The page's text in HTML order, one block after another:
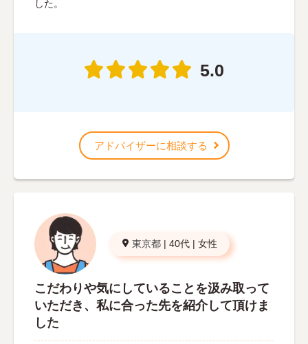
した。
5.0
アドバイザーに相談する
東京都 | 40代 | 女性
こだわりや気にしていることを汲み取って
いただき、私に合った先を紹介して頂けま
した